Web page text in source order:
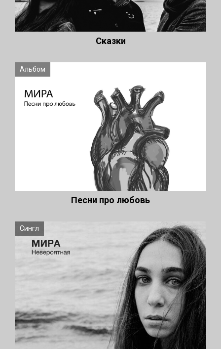
Сказки
Альбом
Песни про любовь
Сингл